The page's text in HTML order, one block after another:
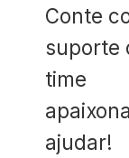
Conte
suporte
time
ajudar!